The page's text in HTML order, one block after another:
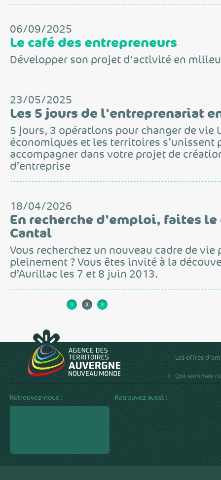
06/09/2025
Le café des entrepreneurs
Développer son projet d'activité en
23/05/2025
Les 5 jours de l'entreprenariat
5 jours, 3 opérations pour changer de vie
économiques et les territoires s’unissent
accompagner dans votre projet de
d’entreprise
18/04/2026
En recherche d'emploi, faites
Cantal
Vous recherchez un nouveau cadre de
pleinement ? Vous êtes invité à la
d’Aurillac les 7 et 8 juin 2013.
1 2 3
Les offres
Qui sommes-
Retrouvez-nous : Retrouvez aussi :